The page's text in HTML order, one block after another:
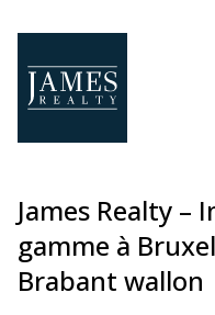
James Realty –
gamme à
Brabant wallon